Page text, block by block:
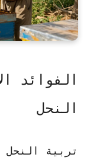
الفوائد
النحل
تربية